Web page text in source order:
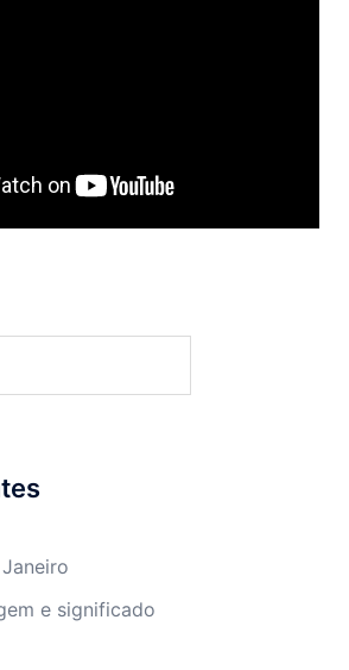
e significado